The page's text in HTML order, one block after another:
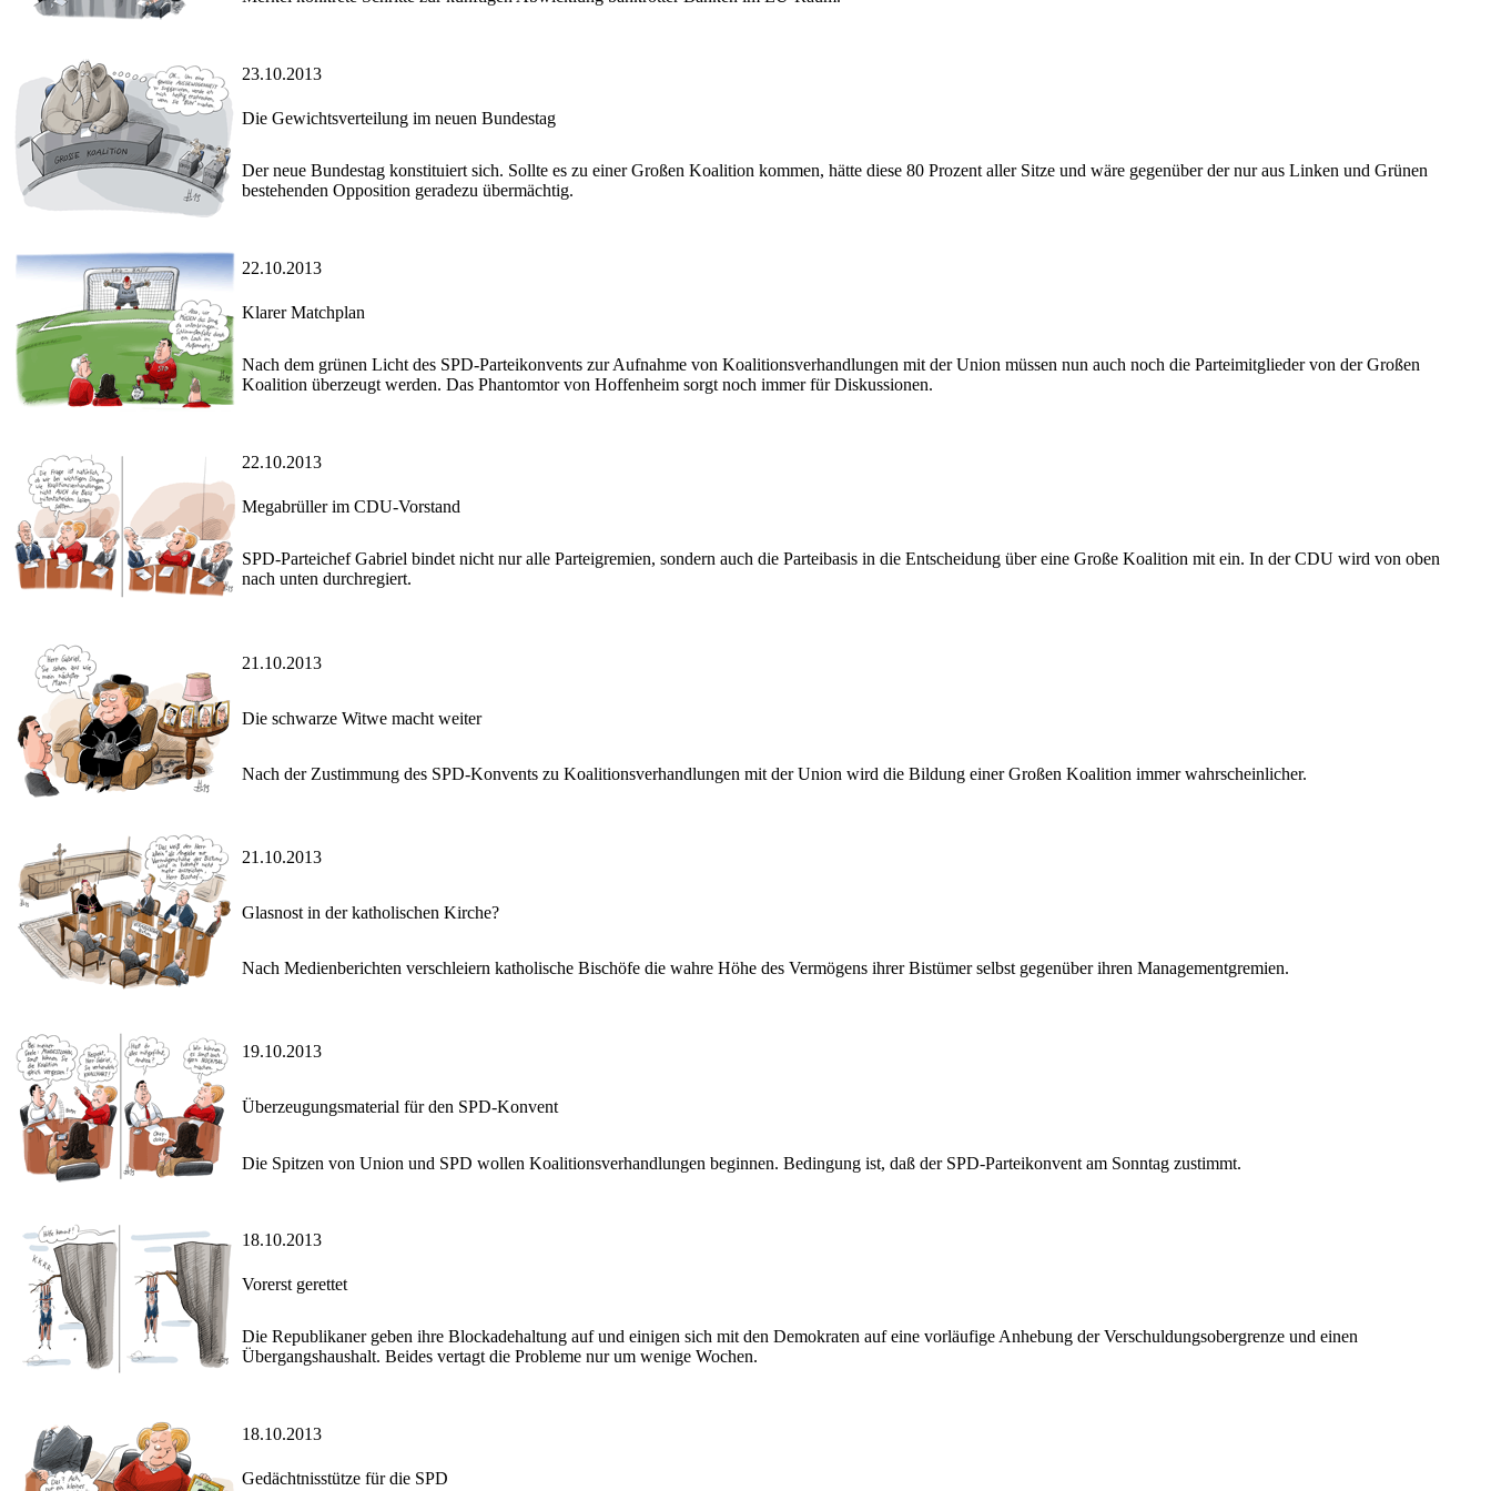
23.10.2013
Die Gewichtsverteilung im neuen Bundestag
Der neue Bundestag konstituiert sich. Sollte es zu einer Großen Koalition kommen, hätte diese 80 Prozent aller Sitze und wäre gegenüber der nur aus Linken und Grünen
bestehenden Opposition geradezu übermächtig.
22.10.2013
Klarer Matchplan
Nach dem grünen Licht des SPD-Parteikonvents zur Aufnahme von Koalitionsverhandlungen mit der Union müssen nun auch noch die Parteimitglieder von der Großen
Koalition überzeugt werden. Das Phantomtor von Hoffenheim sorgt noch immer für Diskussionen.
22.10.2013
Megabrüller im CDU-Vorstand
SPD-Parteichef Gabriel bindet nicht nur alle Parteigremien, sondern auch die Parteibasis in die Entscheidung über eine Große Koalition mit ein. In der CDU wird von oben
nach unten durchregiert.
21.10.2013
Die schwarze Witwe macht weiter
Nach der Zustimmung des SPD-Konvents zu Koalitionsverhandlungen mit der Union wird die Bildung einer Großen Koalition immer wahrscheinlicher.
21.10.2013
Glasnost in der katholischen Kirche?
Nach Medienberichten verschleiern katholische Bischöfe die wahre Höhe des Vermögens ihrer Bistümer selbst gegenüber ihren Managementgremien.
19.10.2013
Überzeugungsmaterial für den SPD-Konvent
Die Spitzen von Union und SPD wollen Koalitionsverhandlungen beginnen. Bedingung ist, daß der SPD-Parteikonvent am Sonntag zustimmt.
18.10.2013
Vorerst gerettet
Die Republikaner geben ihre Blockadehaltung auf und einigen sich mit den Demokraten auf eine vorläufige Anhebung der Verschuldungsobergrenze und einen
Übergangshaushalt. Beides vertagt die Probleme nur um wenige Wochen.
18.10.2013
Gedächtnisstütze für die SPD